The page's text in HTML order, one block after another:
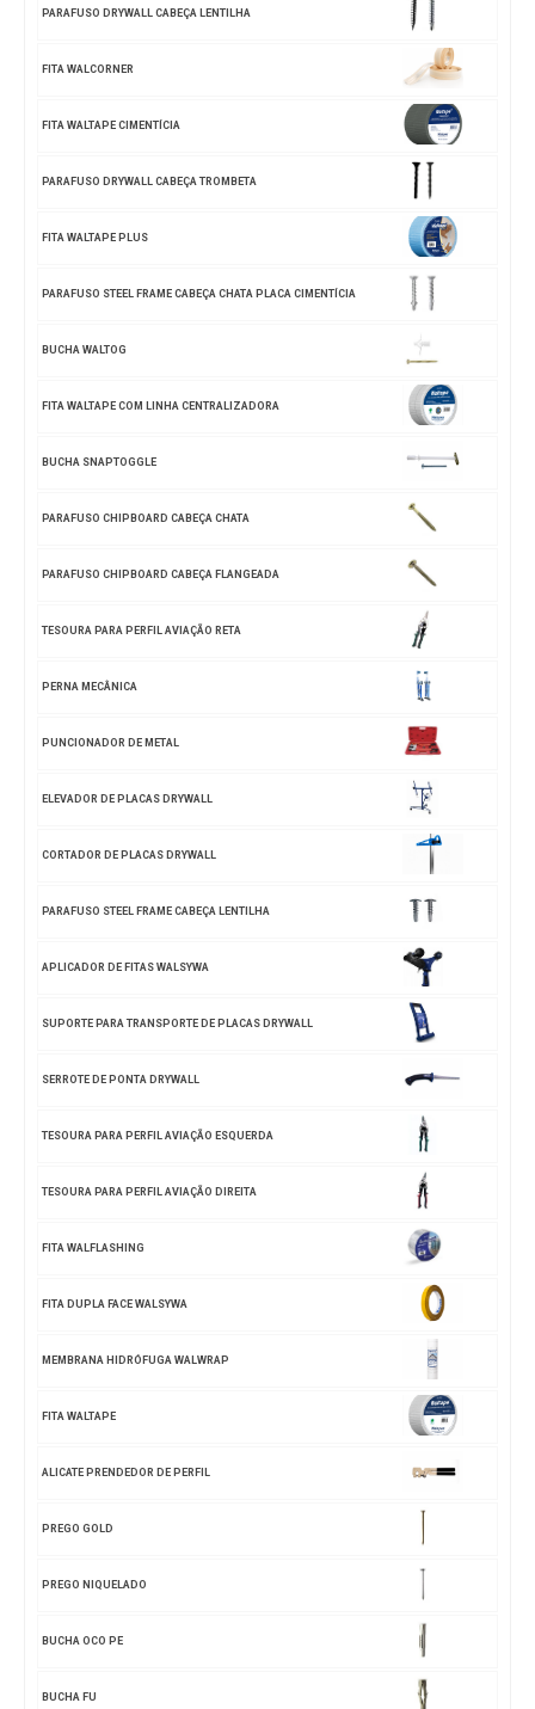
PARAFUSO DRYWALL CABEÇA LENTILHA
FITA WALCORNER
FITA WALTAPE CIMENTÍCIA
PARAFUSO DRYWALL CABEÇA TROMBETA
FITA WALTAPE PLUS
PARAFUSO STEEL FRAME CABEÇA CHATA PLACA CIMENTÍCIA
BUCHA WALTOG
FITA WALTAPE COM LINHA CENTRALIZADORA
BUCHA SNAPTOGGLE
PARAFUSO CHIPBOARD CABEÇA CHATA
PARAFUSO CHIPBOARD CABEÇA FLANGEADA
TESOURA PARA PERFIL AVIAÇÃO RETA
PERNA MECÂNICA
PUNCIONADOR DE METAL
ELEVADOR DE PLACAS DRYWALL
CORTADOR DE PLACAS DRYWALL
PARAFUSO STEEL FRAME CABEÇA LENTILHA
APLICADOR DE FITAS WALSYWA
SUPORTE PARA TRANSPORTE DE PLACAS DRYWALL
SERROTE DE PONTA DRYWALL
TESOURA PARA PERFIL AVIAÇÃO ESQUERDA
TESOURA PARA PERFIL AVIAÇÃO DIREITA
FITA WALFLASHING
FITA DUPLA FACE WALSYWA
MEMBRANA HIDRÓFUGA WALWRAP
FITA WALTAPE
ALICATE PRENDEDOR DE PERFIL
PREGO GOLD
PREGO NIQUELADO
BUCHA OCO PE
BUCHA FU